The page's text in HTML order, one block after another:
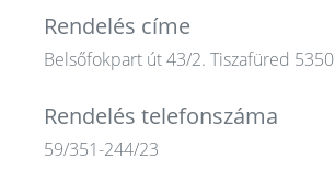
Rendelés címe
Belsőfokpart út 43/2. Tiszafüred 5350
Rendelés telefonszáma
59/351-244/23